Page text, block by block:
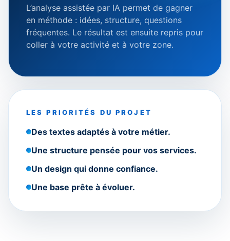
L’analyse assistée par IA permet de gagner
en méthode : idées, structure, questions
fréquentes. Le résultat est ensuite repris pour
coller à votre activité et à votre zone.
LES PRIORITÉS DU PROJET
Des textes adaptés à votre métier.
Une structure pensée pour vos services.
Un design qui donne confiance.
Une base prête à évoluer.